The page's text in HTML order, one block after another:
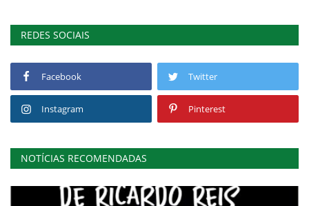
REDES SOCIAIS
Facebook Twitter
Instagram Pinterest
NOTÍCIAS RECOMENDADAS